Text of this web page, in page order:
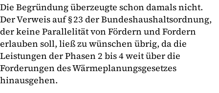
Die Begründung überzeugte schon damals nicht.
Der Verweis auf § 23 der Bundeshaushaltsordnung,
der keine Parallelität von Fördern und Fordern
erlauben soll, ließ zu wünschen übrig, da die
Leistungen der Phasen 2 bis 4 weit über die
Forderungen des Wärmeplanungsgesetzes
hinausgehen.